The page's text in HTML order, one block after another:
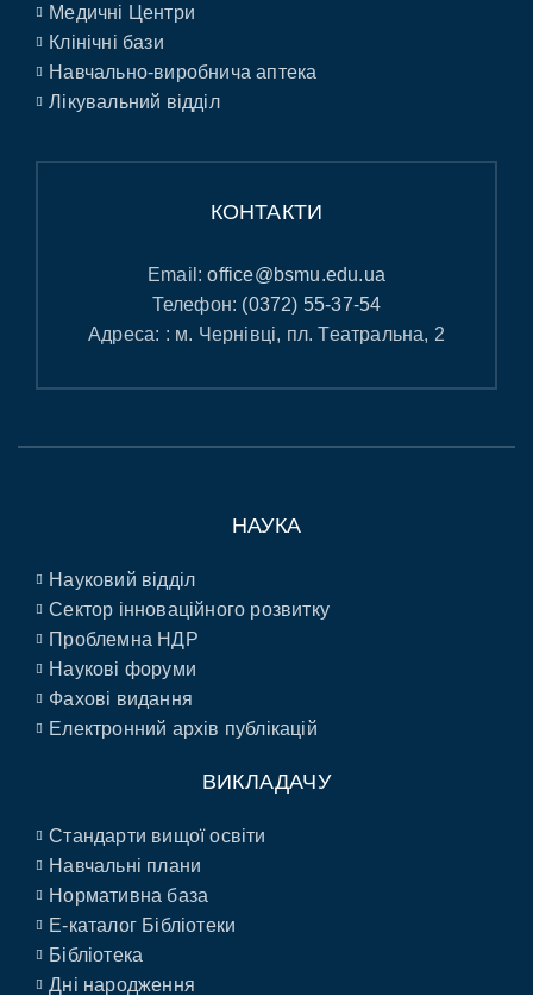
Медичні Центри
Клінічні бази
Навчально-виробнича аптека
Лікувальний відділ
КОНТАКТИ
Email:office@bsmu.edu.ua
Телефон: (0372) 55-37-54
Адреса: : м. Чернівці, пл. Театральна, 2
НАУКА
Науковий відділ
Сектор інноваційного розвитку
Проблемна НДР
Наукові форуми
Фахові видання
Електронний архів публікацій
ВИКЛАДАЧУ
Стандарти вищої освіти
Навчальні плани
Нормативна база
E-каталог Бібліотеки
Бібліотека
Дні народження